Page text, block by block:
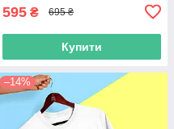
595 ₴ 695 ₴
Купити
–14%